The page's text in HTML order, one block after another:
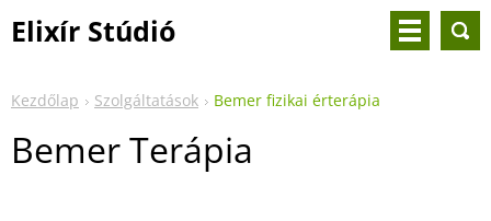
Elixír Stúdió
Kezdőlap Szolgáltatások Bemer fizikai érterápia
Bemer Terápia